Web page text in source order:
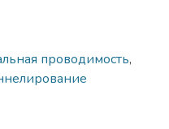
проводимость,